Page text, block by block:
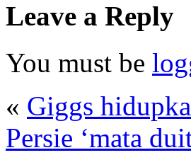
Leave a Reply
You must be
« Giggs
Persie ‘mata